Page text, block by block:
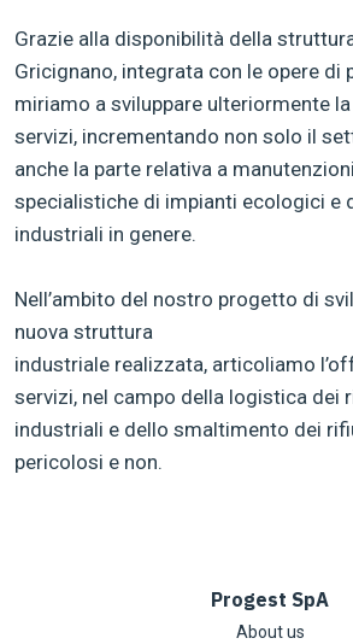
Grazie alla disponibilità della
Gricignano, integrata con le opere di
miriamo a sviluppare ulteriormente
servizi, incrementando non solo il
anche la parte relativa a
specialistiche di impianti ecologici e
industriali in genere.
Nell’ambito del nostro progetto di
nuova struttura
industriale realizzata, articoliamo
servizi, nel campo della logistica dei
industriali e dello smaltimento dei
pericolosi e non.
Progest SpA
About us